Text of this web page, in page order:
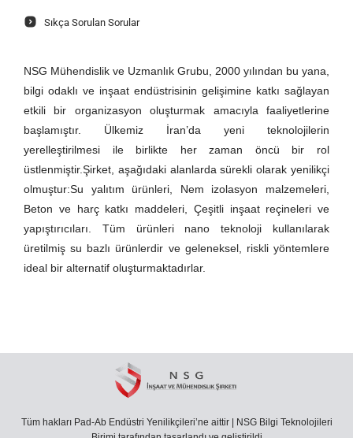
Sıkça Sorulan Sorular
NSG Mühendislik ve Uzmanlık Grubu, 2000 yılından bu yana,
bilgi odaklı ve inşaat endüstrisinin gelişimine katkı sağlayan
etkili bir organizasyon oluşturmak amacıyla faaliyetlerine
başlamıştır. Ülkemiz İran’da yeni teknolojilerin
yerelleştirilmesi ile birlikte her zaman öncü bir rol
üstlenmiştir.Şirket, aşağıdaki alanlarda sürekli olarak yenilikçi
olmuştur:Su yalıtım ürünleri, Nem izolasyon malzemeleri,
Beton ve harç katkı maddeleri, Çeşitli inşaat reçineleri ve
yapıştırıcıları. Tüm ürünleri nano teknoloji kullanılarak
üretilmiş su bazlı ürünlerdir ve geleneksel, riskli yöntemlere
ideal bir alternatif oluşturmaktadırlar.
Tüm hakları Pad-Ab Endüstri Yenilikçileri’ne aittir | NSG Bilgi Teknolojileri